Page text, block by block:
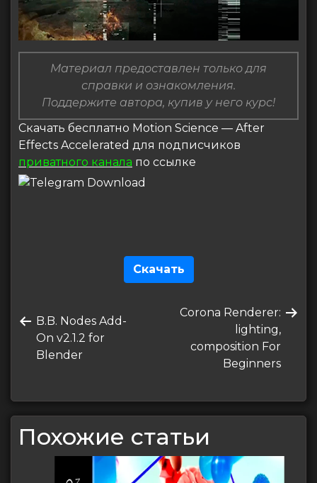
Материал предоставлен только для
справки и ознакомления.
Поддержите автора, купив у него курс!
Скачать бесплатно Motion Science — After
Effects Accelerated для подписчиков
приватного канала по ссылке
Скачать
по
записям
Предыдущая
запись
B.B. Nodes Add-
On v2.1.2 for
Blender
Следующая
Corona Renderer:
lighting,
composition For
Beginners
Похожие статьи